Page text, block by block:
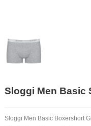
Sloggi Men Basic
Sloggi Men Basic Boxershort